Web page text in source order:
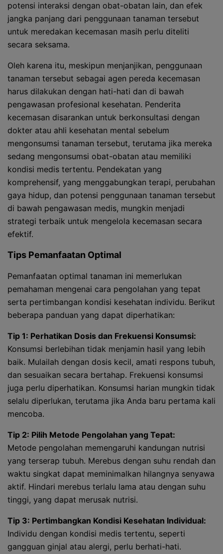
potensi interaksi dengan obat-obatan lain, dan efek
jangka panjang dari penggunaan tanaman tersebut
untuk meredakan kecemasan masih perlu diteliti
secara seksama.
Oleh karena itu, meskipun menjanjikan, penggunaan
tanaman tersebut sebagai agen pereda kecemasan
harus dilakukan dengan hati-hati dan di bawah
pengawasan profesional kesehatan. Penderita
kecemasan disarankan untuk berkonsultasi dengan
dokter atau ahli kesehatan mental sebelum
mengonsumsi tanaman tersebut, terutama jika mereka
sedang mengonsumsi obat-obatan atau memiliki
kondisi medis tertentu. Pendekatan yang
komprehensif, yang menggabungkan terapi, perubahan
gaya hidup, dan potensi penggunaan tanaman tersebut
di bawah pengawasan medis, mungkin menjadi
strategi terbaik untuk mengelola kecemasan secara
efektif.
Tips Pemanfaatan Optimal
Pemanfaatan optimal tanaman ini memerlukan
pemahaman mengenai cara pengolahan yang tepat
serta pertimbangan kondisi kesehatan individu. Berikut
beberapa panduan yang dapat diperhatikan:
Tip 1: Perhatikan Dosis dan Frekuensi Konsumsi:
Konsumsi berlebihan tidak menjamin hasil yang lebih
baik. Mulailah dengan dosis kecil, amati respons tubuh,
dan sesuaikan secara bertahap. Frekuensi konsumsi
juga perlu diperhatikan. Konsumsi harian mungkin tidak
selalu diperlukan, terutama jika Anda baru pertama kali
mencoba.
Tip 2: Pilih Metode Pengolahan yang Tepat:
Metode pengolahan memengaruhi kandungan nutrisi
yang terserap tubuh. Merebus dengan suhu rendah dan
waktu singkat dapat meminimalkan hilangnya senyawa
aktif. Hindari merebus terlalu lama atau dengan suhu
tinggi, yang dapat merusak nutrisi.
Tip 3: Pertimbangkan Kondisi Kesehatan Individual:
Individu dengan kondisi medis tertentu, seperti
gangguan ginjal atau alergi, perlu berhati-hati.